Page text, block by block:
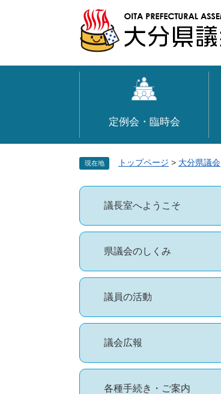
先
を
定例会・臨時会
現在地 トップページ > 大分県議会
議長室へようこそ
県議会のしくみ
議員の活動
議会広報
各種手続き・ご案内